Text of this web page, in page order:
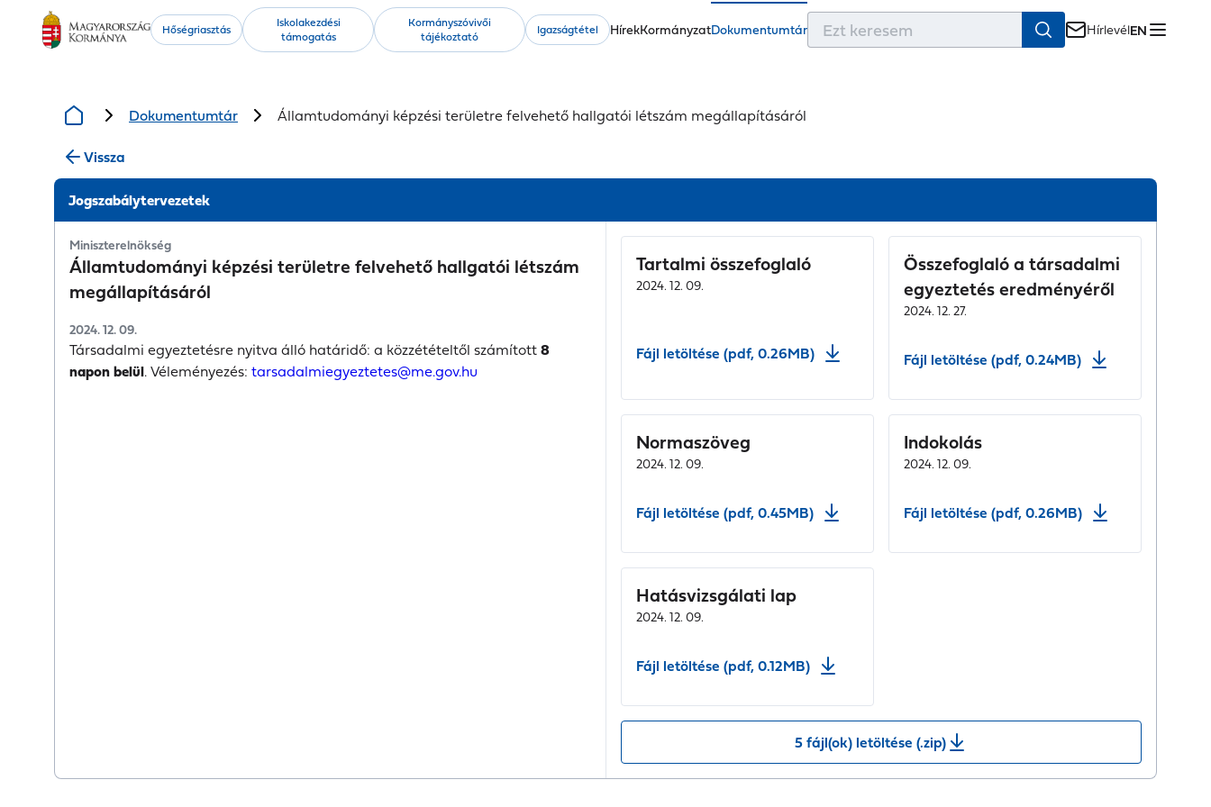
Kiemelt
tartalmak
Hőségriasztás
Iskolakezdési
támogatás
Kormányszóvivői
tájékoztató
Igazságtétel
Fő
HírekKormányzatDokumentumtár HírlevélEN
Dokumentumtár
Államtudományi képzési területre felvehető hallgatói létszám megállapításáról
Vissza
Jogszabálytervezetek
Miniszterelnökség
Államtudományi képzési területre felvehető hallgatói létszám
megállapításáról
2024. 12. 09.
Társadalmi egyeztetésre nyitva álló határidő: a közzétételtől számított8
napon belül. Véleményezés: tarsadalmiegyeztetes@me.gov.hu
Tartalmi összefoglaló
2024. 12. 09.
Fájl letöltése (pdf, 0.26MB)
Összefoglaló a társadalmi
egyeztetés eredményéről
2024. 12. 27.
Fájl letöltése (pdf, 0.24MB)
Normaszöveg
2024. 12. 09.
Fájl letöltése (pdf, 0.45MB)
Indokolás
2024. 12. 09.
Fájl letöltése (pdf, 0.26MB)
Hatásvizsgálati lap
2024. 12. 09.
Fájl letöltése (pdf, 0.12MB)
5 fájl(ok) letöltése (.zip)